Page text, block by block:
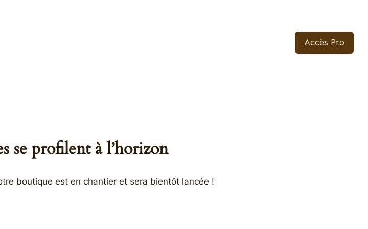
Accès Pro
se profilent à l’horizon
boutique est en chantier et sera bientôt lancée !